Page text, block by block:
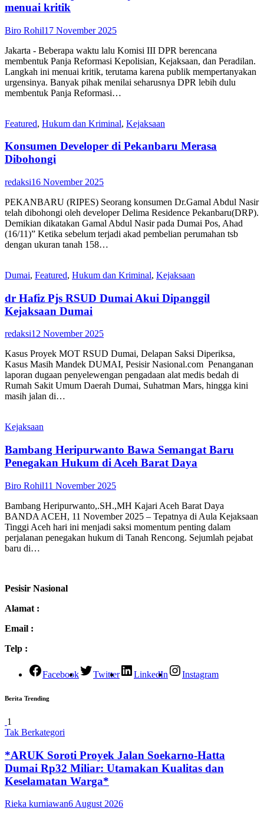
menuai kritik
Biro Rohil17 November 2025
Jakarta - Beberapa waktu lalu Komisi III DPR berencana
membentuk Panja Reformasi Kepolisian, Kejaksaan, dan Peradilan.
Langkah ini menuai kritik, terutama karena publik mempertanyakan
urgensinya. Banyak pihak menilai seharusnya DPR lebih dulu
membentuk Panja Reformasi…
Featured, Hukum dan Kriminal, Kejaksaan
Konsumen Developer di Pekanbaru Merasa
Dibohongi
redaksi16 November 2025
PEKANBARU (RIPES) Seorang konsumen Dr.Gamal Abdul Nasir
telah dibohongi oleh developer Delima Residence Pekanbaru(DRP).
Demikian dikatakan Gamal Abdul Nasir pada Dumai Pos, Ahad
(16/11)” Ketika sebelum terjadi akad pembelian perumahan tsb
dengan ukuran tanah 158…
Dumai, Featured, Hukum dan Kriminal, Kejaksaan
dr Hafiz Pjs RSUD Dumai Akui Dipanggil
Kejaksaan Dumai
redaksi12 November 2025
Kasus Proyek MOT RSUD Dumai, Delapan Saksi Diperiksa,
Kasus Masih Mandek DUMAI, Pesisir Nasional.com Penanganan
laporan dugaan penyelewengan pengadaan alat medis bedah di
Rumah Sakit Umum Daerah Dumai, Suhatman Mars, hingga kini
masih jalan di…
Kejaksaan
Bambang Heripurwanto Bawa Semangat Baru
Penegakan Hukum di Aceh Barat Daya
Biro Rohil11 November 2025
Bambang Heripurwanto,.SH.,MH Kajari Aceh Barat Daya
BANDA ACEH, 11 November 2025 – Tepatnya di Aula Kejaksaan
Tinggi Aceh hari ini menjadi saksi momentum penting dalam
perjalanan penegakan hukum di Tanah Rencong. Sejumlah pejabat
baru di…
Pesisir Nasional
Alamat :
Email :
Telp :
Facebook Twitter LinkedIn Instagram
Berita Trending
1
Tak Berkategori
*ARUK Soroti Proyek Jalan Soekarno-Hatta
Dumai Rp32 Miliar: Utamakan Kualitas dan
Keselamatan Warga*
Rieka kurniawan6 August 2026